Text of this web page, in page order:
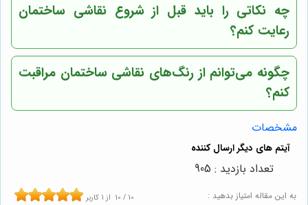
چه نکاتی را باید قبل از شروع نقاشی ساختمان
رعایت کنم؟
چگونه می‌توانم از رنگ‌های نقاشی ساختمان مراقبت
کنم؟
مشخصات
به این مقاله امتیاز بدهید : 10 / 10 از 1 کاربر
تعداد بازدید : 905